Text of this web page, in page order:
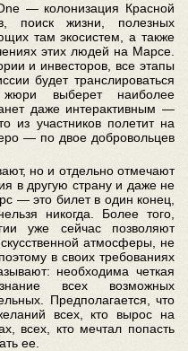
— колонизация Красной
поиск жизни, полезных
там экосистем, а также
этих людей на Марсе.
и инвесторов, все этапы
будет транслироваться
выберет наиболее
даже интерактивным —
из участников полетит на
— по двое добровольцев
но и отдельно отмечают
в другую страну и даже не
— это билет в один конец,
никогда. Более того,
уже сейчас позволяют
атмосферы, не
в своих требованиях
необходима четкая
всех возможных
Предполагается, что
всех, кто вырос на
всех, кто мечтал попасть
ее.